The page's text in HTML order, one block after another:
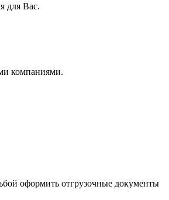
для Вас.
компаниями.
оформить отгрузочные документы